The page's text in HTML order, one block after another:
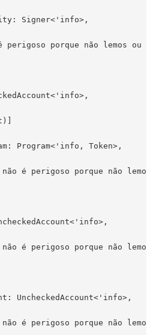
Signer<'info>,
perigoso porque não lemos ou
Program<'info, Token>,
é perigoso porque não lemos
é perigoso porque não lemos
UncheckedAccount<'info>,
é perigoso porque não lemos